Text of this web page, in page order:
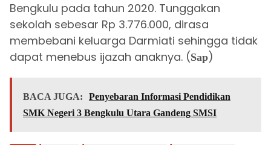
Bengkulu pada tahun 2020. Tunggakan
sekolah sebesar Rp 3.776.000, dirasa
membebani keluarga Darmiati sehingga tidak
dapat menebus ijazah anaknya. (Sap)
BACA JUGA:
Penyebaran Informasi Pendidikan
SMK Negeri 3 Bengkulu Utara Gandeng SMSI